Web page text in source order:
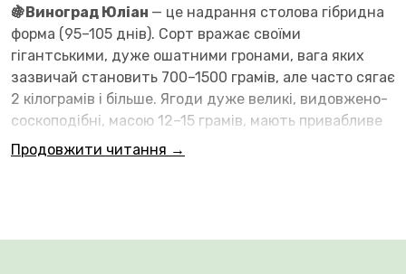
🍇Виноград Юліан — це надрання столова гібридна
форма (95–105 днів). Сорт вражає своїми
гігантськими, дуже ошатними гронами, вага яких
зазвичай становить 700–1500 грамів, але часто сягає
2 кілограмів і більше. Ягоди дуже великі, видовжено-
соскоподібні, масою 12–15 грамів, мають привабливе
рожеве або жовто-рожеве забарвлення.
Продовжити читання →